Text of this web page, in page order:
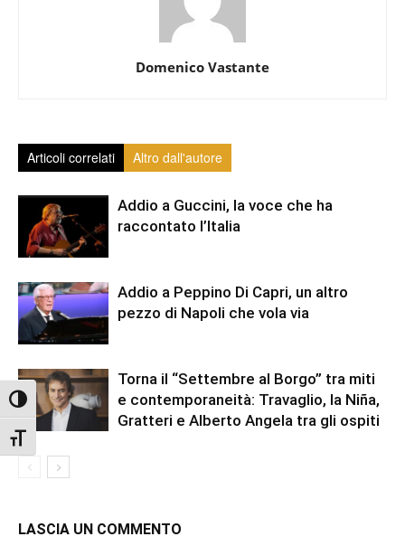
Attiva/disattiva alto contrasto
Attiva/disattiva dimensione testo
Domenico Vastante
Articoli correlati Altro dall'autore
Addio a Guccini, la voce che ha
raccontato l’Italia
Addio a Peppino Di Capri, un altro
pezzo di Napoli che vola via
Torna il “Settembre al Borgo” tra miti
e contemporaneità: Travaglio, la Niña,
Gratteri e Alberto Angela tra gli ospiti
LASCIA UN COMMENTO